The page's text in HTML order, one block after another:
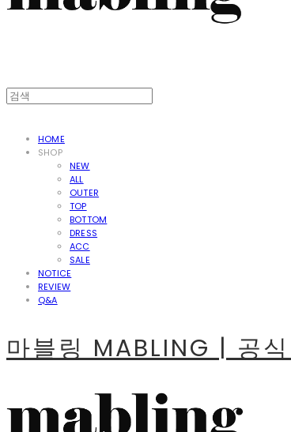
HOME
SHOP
NEW
ALL
OUTER
TOP
BOTTOM
DRESS
ACC
SALE
NOTICE
REVIEW
Q&A
마블링 MABLING | 공